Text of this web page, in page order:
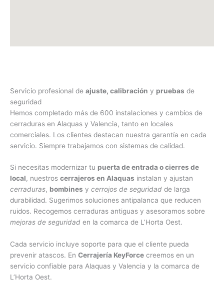
Servicio profesional de ajuste, calibración y pruebas de
seguridad
Hemos completado más de 600 instalaciones y cambios de
cerraduras en Alaquas y Valencia, tanto en locales
comerciales. Los clientes destacan nuestra garantía en cada
servicio. Siempre trabajamos con sistemas de calidad.
Si necesitas modernizar tu puerta de entrada o cierres de
local, nuestros cerrajeros en Alaquas instalan y ajustan
cerraduras, bombines y cerrojos de seguridad de larga
durabilidad. Sugerimos soluciones antipalanca que reducen
ruidos. Recogemos cerraduras antiguas y asesoramos sobre
mejoras de seguridad en la comarca de L’Horta Oest.
Cada servicio incluye soporte para que el cliente pueda
prevenir atascos. En Cerrajería KeyForce creemos en un
servicio confiable para Alaquas y Valencia y la comarca de
L’Horta Oest.